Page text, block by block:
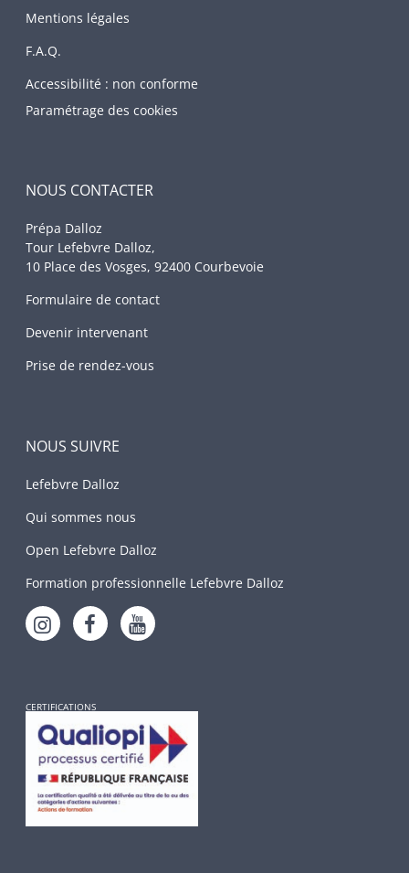
Mentions légales
F.A.Q.
Accessibilité : non conforme
Paramétrage des cookies
NOUS CONTACTER
Prépa Dalloz
Tour Lefebvre Dalloz,
10 Place des Vosges, 92400 Courbevoie
Formulaire de contact
Devenir intervenant
Prise de rendez-vous
NOUS SUIVRE
Lefebvre Dalloz
Qui sommes nous
Open Lefebvre Dalloz
Formation professionnelle Lefebvre Dalloz
CERTIFICATIONS